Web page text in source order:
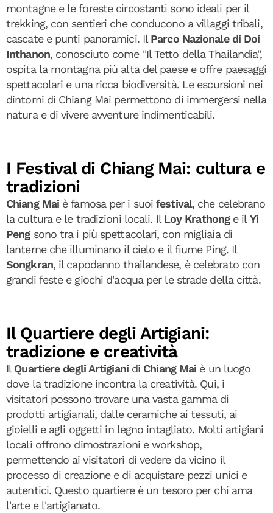
montagne e le foreste circostanti sono ideali per il
trekking, con sentieri che conducono a villaggi tribali,
cascate e punti panoramici. Il Parco Nazionale di Doi
Inthanon, conosciuto come "Il Tetto della Thailandia",
ospita la montagna più alta del paese e offre paesaggi
spettacolari e una ricca biodiversità. Le escursioni nei
dintorni di Chiang Mai permettono di immergersi nella
natura e di vivere avventure indimenticabili.
I Festival di Chiang Mai: cultura e
tradizioni
Chiang Mai è famosa per i suoifestival, che celebrano
la cultura e le tradizioni locali. Il Loy Krathonge il Yi
Peng sono tra i più spettacolari, con migliaia di
lanterne che illuminano il cielo e il fiume Ping. Il
Songkran, il capodanno thailandese, è celebrato con
grandi feste e giochi d'acqua per le strade della città.
Il Quartiere degli Artigiani:
tradizione e creatività
Il Quartiere degli Artigianidi Chiang Mai è un luogo
dove la tradizione incontra la creatività. Qui, i
visitatori possono trovare una vasta gamma di
prodotti artigianali, dalle ceramiche ai tessuti, ai
gioielli e agli oggetti in legno intagliato. Molti artigiani
locali offrono dimostrazioni e workshop,
permettendo ai visitatori di vedere da vicino il
processo di creazione e di acquistare pezzi unici e
autentici. Questo quartiere è un tesoro per chi ama
l'arte e l'artigianato.